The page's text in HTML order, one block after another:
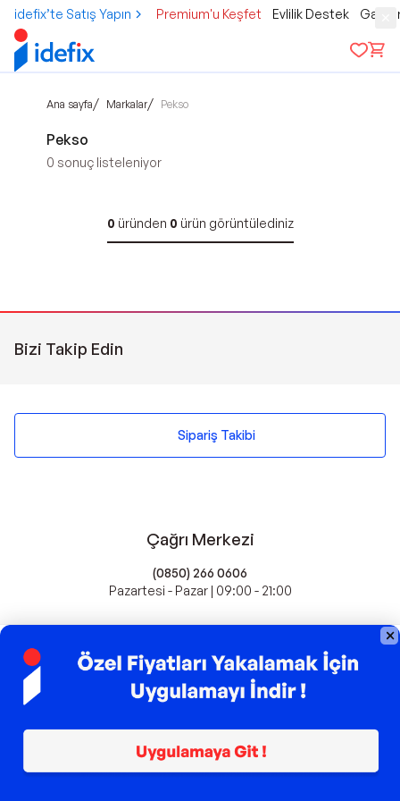
idefix’te Satış Yapın Premium'u Keşfet Evlilik Destek
Ana sayfa/ Markalar/ Pekso
Pekso
0 sonuç listeleniyor
0 üründen 0 ürün görüntülediniz
Bizi Takip Edin
Popüler Markalar
Farmasi
Xiaomi
Lavazza
Fashcolle
Pro Plan
Sipariş Takibi
Çağrı Merkezi
(0850) 266 0606
Pazartesi - Pazar | 09:00 - 21:00